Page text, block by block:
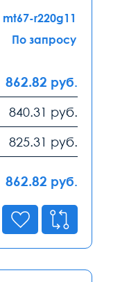
mt67-r220g11
По запросу
862.82 руб.
840.31 руб.
825.31 руб.
862.82 руб.